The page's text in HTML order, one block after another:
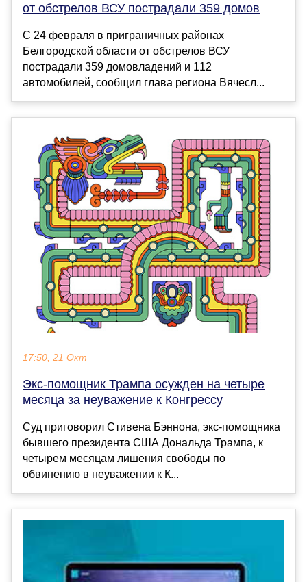
от обстрелов ВСУ пострадали 359 домов
С 24 февраля в приграничных районах
Белгородской области от обстрелов ВСУ
пострадали 359 домовладений и 112
автомобилей, сообщил глава региона Вячесл...
17:50, 21 Окт
Экс-помощник Трампа осужден на четыре
месяца за неуважение к Конгрессу
Суд приговорил Стивена Бэннона, экс-помощника
бывшего президента США Дональда Трампа, к
четырем месяцам лишения свободы по
обвинению в неуважении к К...